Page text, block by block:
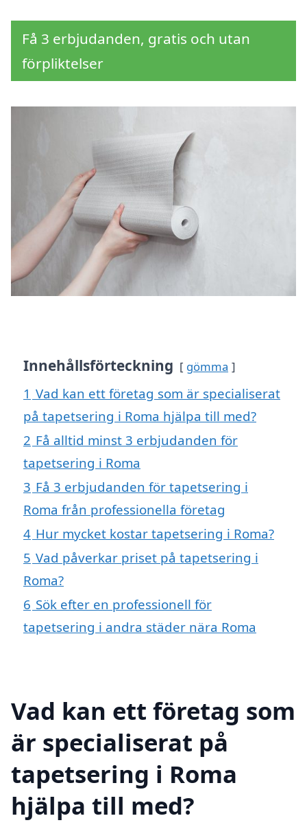
Få 3 erbjudanden, gratis och utan
förpliktelser
Innehållsförteckning gömma
1 Vad kan ett företag som är specialiserat
på tapetsering i Roma hjälpa till med?
2 Få alltid minst 3 erbjudanden för
tapetsering i Roma
3 Få 3 erbjudanden för tapetsering i
Roma från professionella företag
4 Hur mycket kostar tapetsering i Roma?
5 Vad påverkar priset på tapetsering i
Roma?
6 Sök efter en professionell för
tapetsering i andra städer nära Roma
Vad kan ett företag som
är specialiserat på
tapetsering i Roma
hjälpa till med?